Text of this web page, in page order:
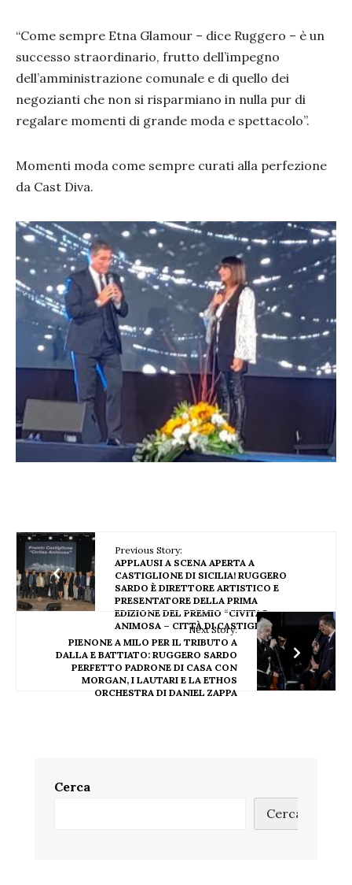
“Come sempre Etna Glamour – dice Ruggero – è un
successo straordinario, frutto dell’impegno
dell’amministrazione comunale e di quello dei
negozianti che non si risparmiano in nulla pur di
regalare momenti di grande moda e spettacolo”.
Momenti moda come sempre curati alla perfezione
da Cast Diva.
Previous Story:
APPLAUSI A SCENA APERTA A
CASTIGLIONE DI SICILIA! RUGGERO
SARDO È DIRETTORE ARTISTICO E
PRESENTATORE DELLA PRIMA
EDIZIONE DEL PREMIO “CIVITAS
ANIMOSA – CITTÀ DI CASTIGLIONE”
Next Story:
PIENONE A MILO PER IL TRIBUTO A
DALLA E BATTIATO: RUGGERO SARDO
PERFETTO PADRONE DI CASA CON
MORGAN, I LAUTARI E LA ETHOS
ORCHESTRA DI DANIEL ZAPPA
Cerca
Cerca